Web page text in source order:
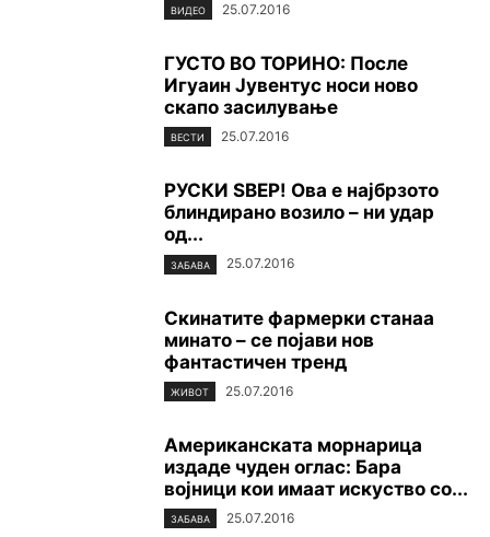
ВИДЕО 25.07.2016
ГУСТО ВО ТОРИНО: После
Игуаин Јувентус носи ново
скапо засилување
ВЕСТИ 25.07.2016
РУСКИ ЅВЕР! Ова е најбрзото
блиндирано возило – ни удар
од...
ЗАБАВА 25.07.2016
Скинатите фармерки станаа
минато – се појави нов
фантастичен тренд
ЖИВОТ 25.07.2016
Aмериканската морнарица
издаде чуден оглас: Бара
војници кои имаат искуство со...
ЗАБАВА 25.07.2016